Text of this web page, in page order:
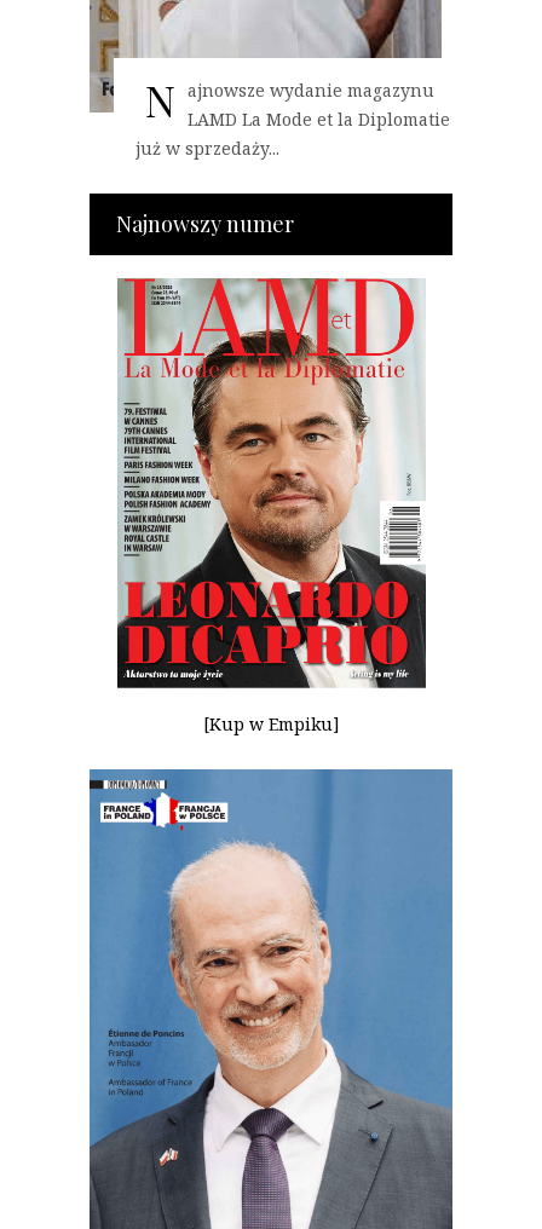
N ajnowsze wydanie magazynu
LAMD La Mode et la Diplomatie
już w sprzedaży...
Najnowszy numer
[Kup w Empiku]